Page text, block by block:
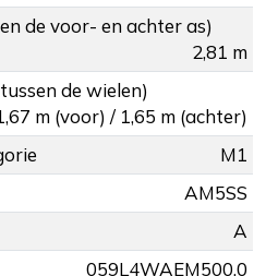
de voor- en achter as)
2,81 m
de wielen)
m (voor) / 1,65 m (achter)
M1
AM5SS
A
059L4WAEM500.0